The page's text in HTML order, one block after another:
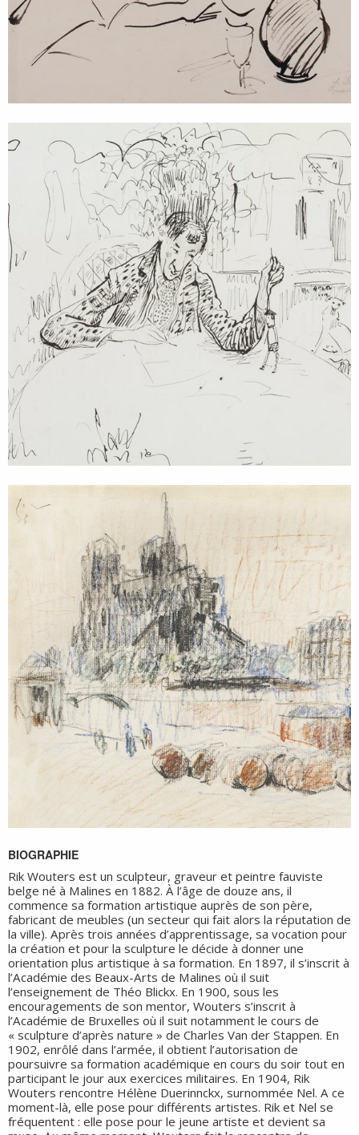
BIOGRAPHIE
Rik Wouters est un sculpteur, graveur et peintre fauviste
belge né à Malines en 1882. À l’âge de douze ans, il
commence sa formation artistique auprès de son père,
fabricant de meubles (un secteur qui fait alors la réputation de
la ville). Après trois années d’apprentissage, sa vocation pour
la création et pour la sculpture le décide à donner une
orientation plus artistique à sa formation. En 1897, il s’inscrit à
l’Académie des Beaux-Arts de Malines où il suit
l’enseignement de Théo Blickx. En 1900, sous les
encouragements de son mentor, Wouters s’inscrit à
l’Académie de Bruxelles où il suit notamment le cours de
« sculpture d’après nature » de Charles Van der Stappen. En
1902, enrôlé dans l’armée, il obtient l’autorisation de
poursuivre sa formation académique en cours du soir tout en
participant le jour aux exercices militaires. En 1904, Rik
Wouters rencontre Hélène Duerinnckx, surnommée Nel. A ce
moment-là, elle pose pour différents artistes. Rik et Nel se
fréquentent : elle pose pour le jeune artiste et devient sa